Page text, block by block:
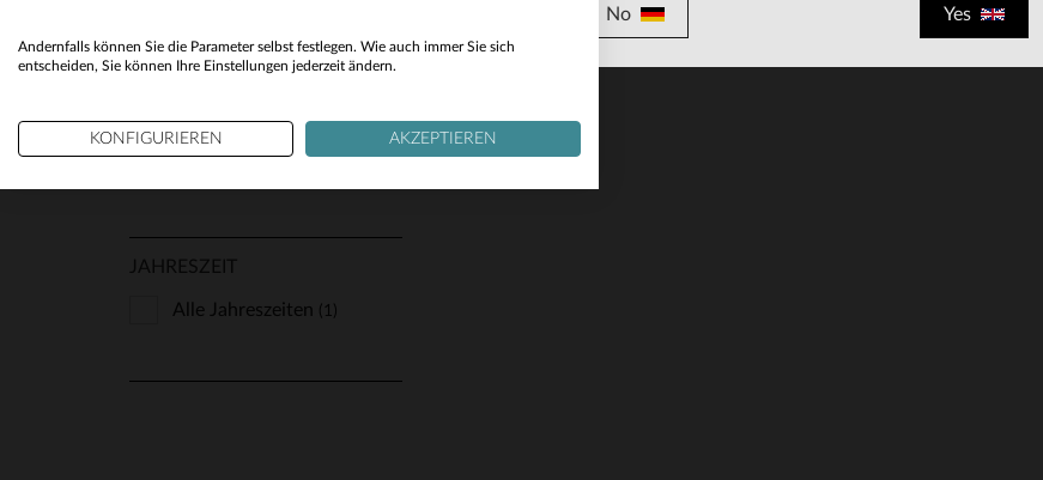
LEDER
JAHRESZEIT
Alle Jahreszeiten (1)
No Yes
Andernfalls können Sie die Parameter selbst festlegen. Wie auch immer Sie sich
entscheiden, Sie können Ihre Einstellungen jederzeit ändern.
KONFIGURIEREN AKZEPTIEREN